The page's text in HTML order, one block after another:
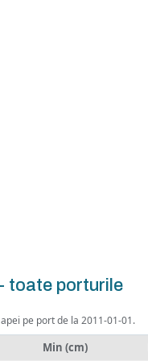
toate porturile
pe port de la 2011-01-01.
Min (cm)